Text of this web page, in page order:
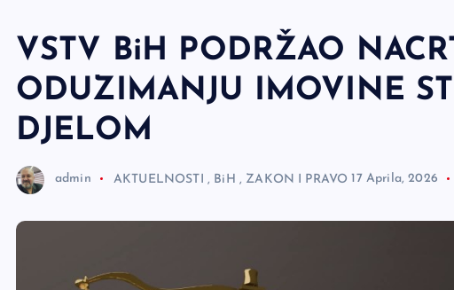
VSTV BiH PODRŽAO
ODUZIMANJU IMOVINE
DJELOM
admin AKTUELNOSTI , BiH , ZAKON I PRAVO 17 Aprila, 2026